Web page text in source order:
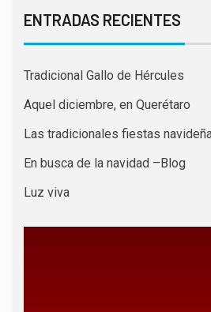
ENTRADAS RECIENTES
Tradicional Gallo de Hércules
Aquel diciembre, en Querétaro
Las tradicionales fiestas
En busca de la navidad –Blog
Luz viva